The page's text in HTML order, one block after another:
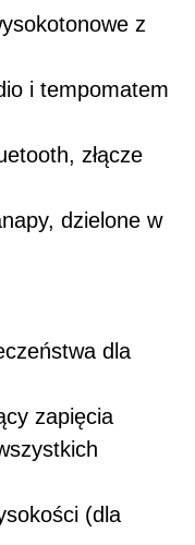
z
i tempomatem
złącze
dzielone w
dla
zapięcia
(dla